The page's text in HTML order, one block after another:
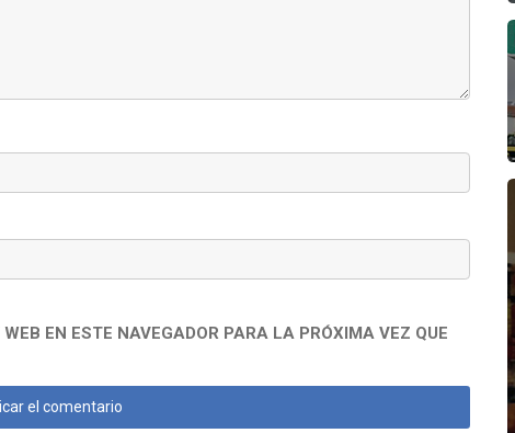
EN ESTE NAVEGADOR PARA LA PRÓXIMA VEZ QUE